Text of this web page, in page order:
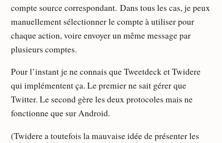
compte source correspondant. Dans tous les cas, je peux
manuellement sélectionner le compte à utiliser pour
chaque action, voire envoyer un même message par
plusieurs comptes.
Pour l’instant je ne connais que Tweetdeck et Twidere
qui implémentent ça. Le premier ne sait gérer que
Twitter. Le second gère les deux protocoles mais ne
fonctionne que sur Android.
(Twidere a toutefois la mauvaise idée de présenter les